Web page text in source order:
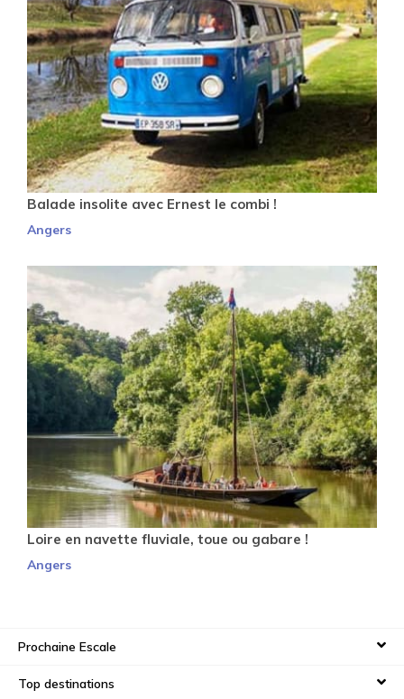
Balade insolite avec Ernest le combi !
Angers
Loire en navette fluviale, toue ou gabare !
Angers
Prochaine Escale
Top destinations